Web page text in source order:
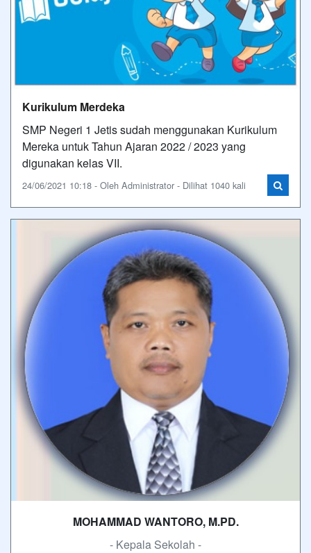
Kurikulum Merdeka
SMP Negeri 1 Jetis sudah menggunakan Kurikulum
Mereka untuk Tahun Ajaran 2022 / 2023 yang
digunakan kelas VII.
24/06/2021 10:18 - Oleh Administrator - Dilihat 1040 kali
MOHAMMAD WANTORO, M.PD.
- Kepala Sekolah -